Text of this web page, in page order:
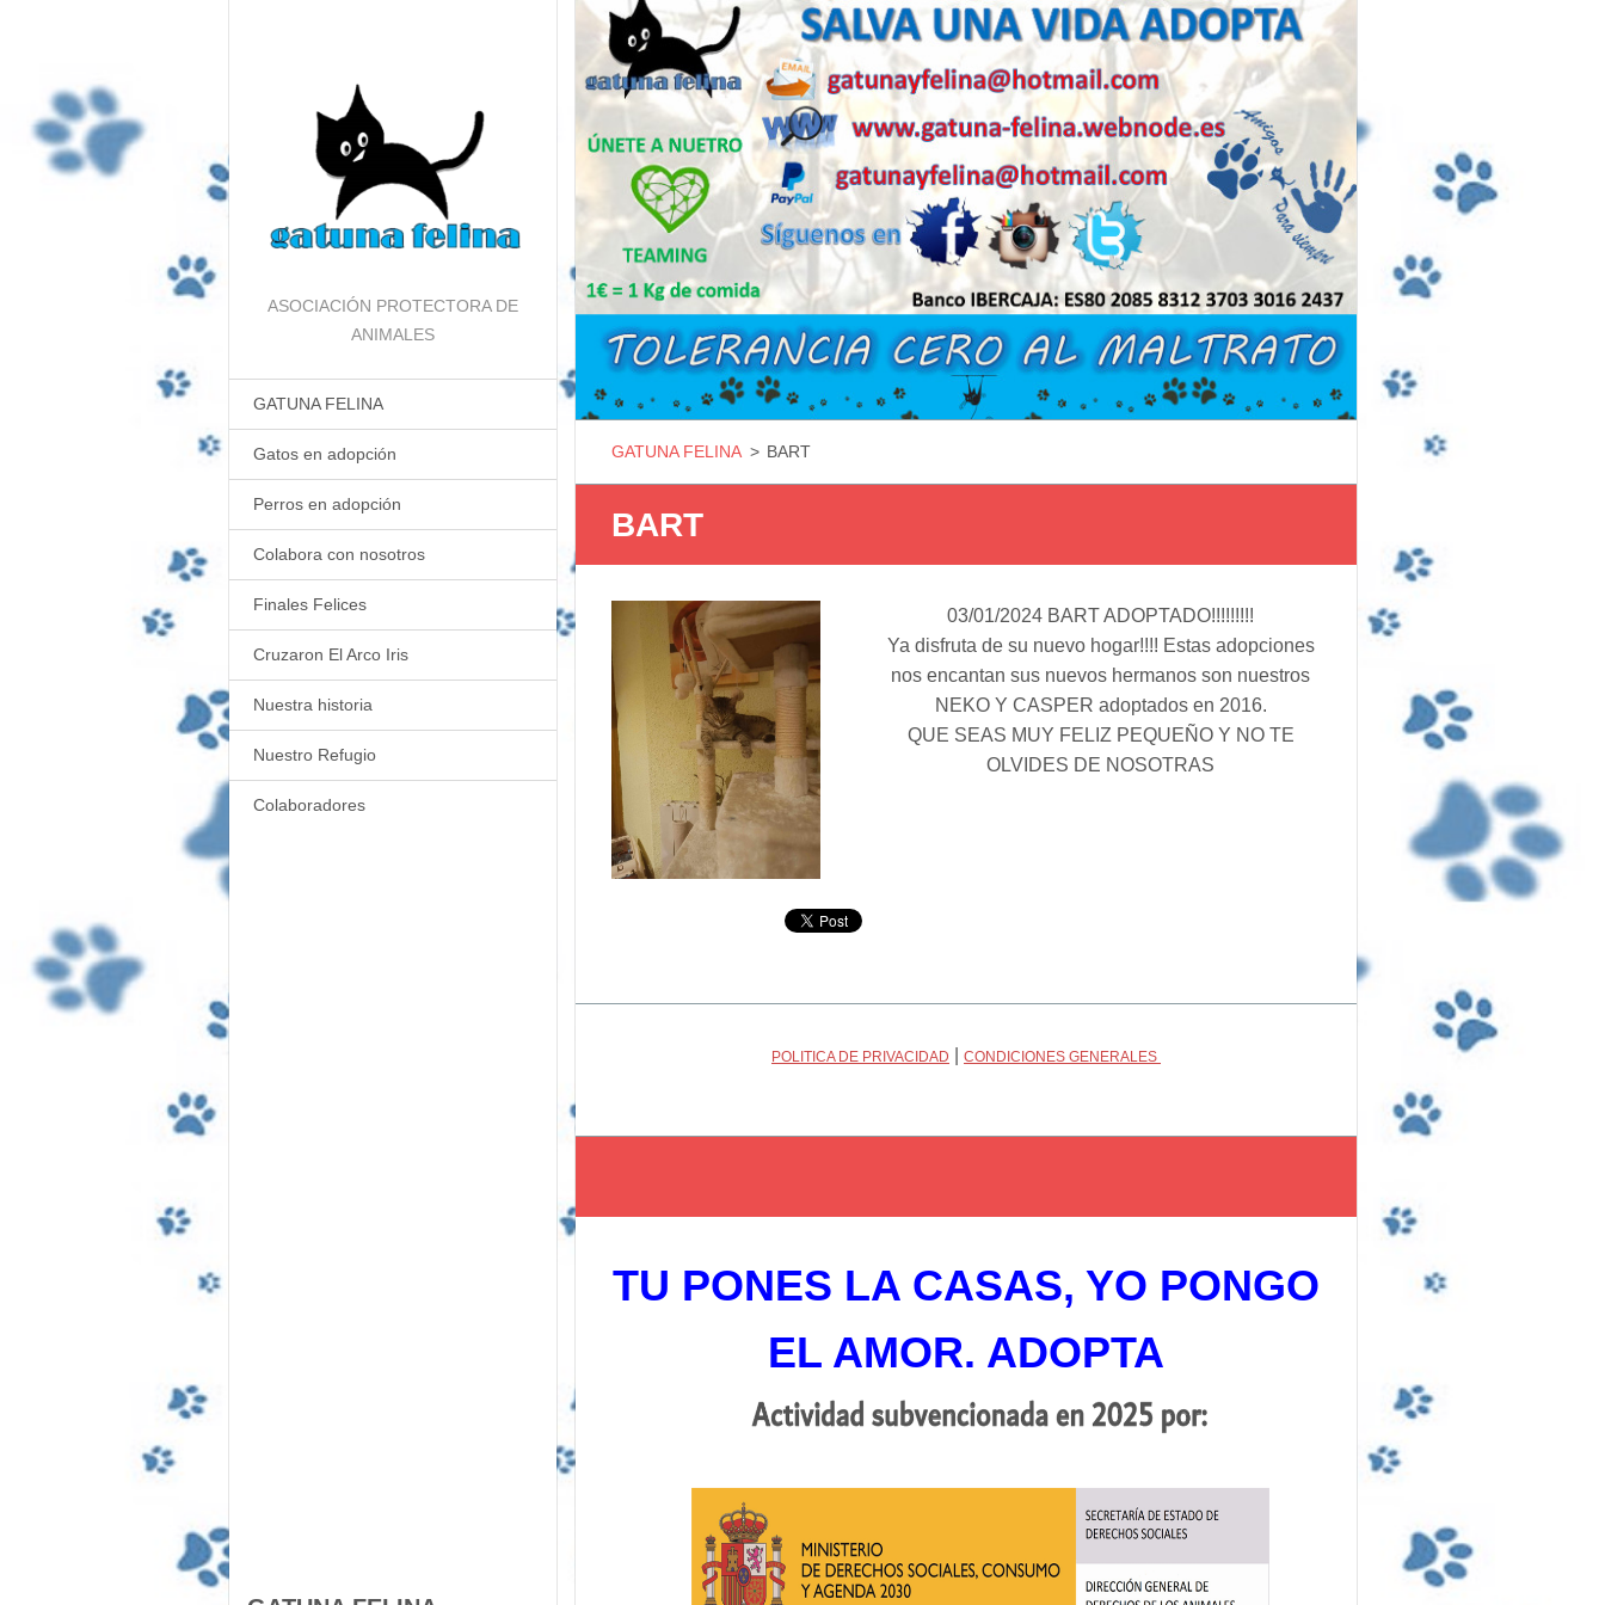
ASOCIACIÓN PROTECTORA DE
ANIMALES
GATUNA FELINA
Gatos en adopción
Perros en adopción
Colabora con nosotros
Finales Felices
Cruzaron El Arco Iris
Nuestra historia
Nuestro Refugio
Colaboradores
GATUNA FELINA > BART
BART
03/01/2024 BART ADOPTADO!!!!!!!!!
Ya disfruta de su nuevo hogar!!!! Estas adopciones
nos encantan sus nuevos hermanos son nuestros
NEKO Y CASPER adoptados en 2016.
QUE SEAS MUY FELIZ PEQUEÑO Y NO TE
OLVIDES DE NOSOTRAS
POLITICA DE PRIVACIDAD |CONDICIONES GENERALES
TU PONES LA CASAS, YO PONGO
EL AMOR. ADOPTA